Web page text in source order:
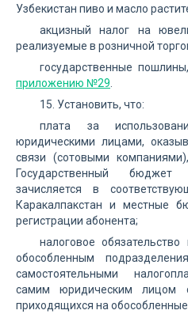
Узбекистан пиво и масло
акцизный налог на
реализуемые в розничной
государственные
приложению №29
15. Установить, что:
плата за
юридическими лицами,
связи (сотовыми
Государственный бюджет
зачисляется в
Каракалпакстан и местные
регистрации абонента;
налоговое
обособленным
самостоятельными
самим юридическим лицом
приходящихся на